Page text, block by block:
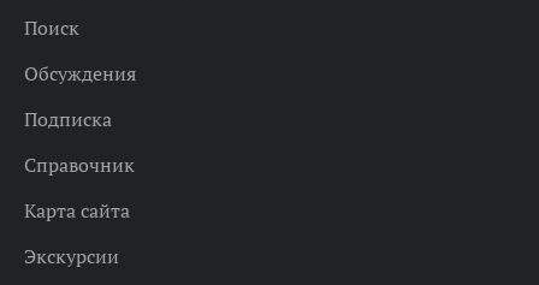
Поиск
Обсуждения
Подписка
Справочник
Карта сайта
Экскурсии